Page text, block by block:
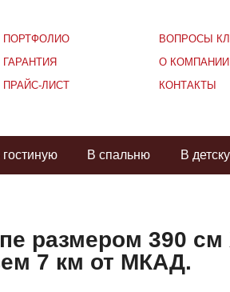
ПОРТФОЛИО
ГАРАНТИЯ
ПРАЙС-ЛИСТ
ВОПРОСЫ
О КОМПАНИИ
КОНТАКТЫ
гостиную В спальню В
размером 390
7 км от МКАД.